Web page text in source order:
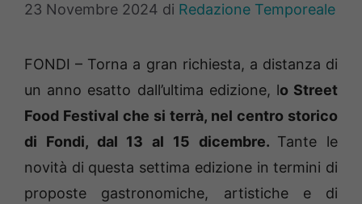
23 Novembre 2024 di Redazione Temporeale
FONDI – Torna a gran richiesta, a distanza di
un anno esatto dall’ultima edizione, lo Street
Food Festival che si terrà, nel centro storico
di Fondi, dal 13 al 15 dicembre. Tante le
novità di questa settima edizione in termini di
proposte gastronomiche, artistiche e di